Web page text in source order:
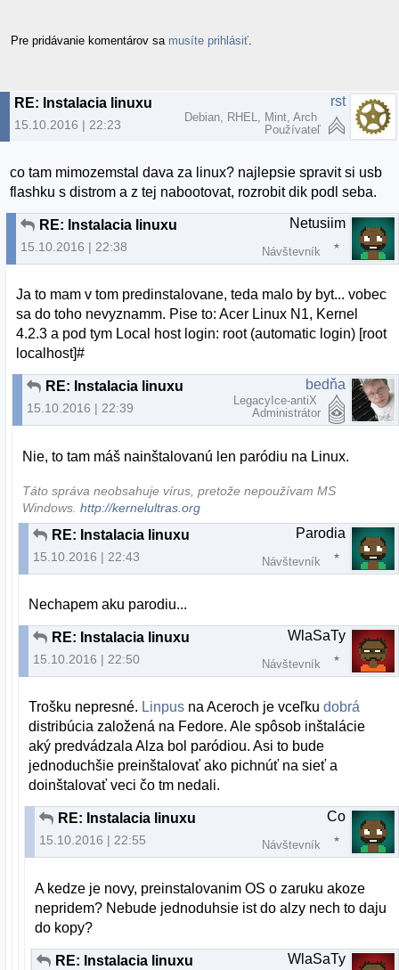
Pre pridávanie komentárov sa musíte prihlásiť
RE: Instalacia linuxu
15.10.2016 | 22:23
rst
Debian, RHEL, Mint, Arch
Používateľ
co tam mimozemstal dava za linux? najlepsie spravit si usb
flashku s distrom a z tej nabootovat, rozrobit dik podl seba.
RE: Instalacia linuxu
15.10.2016 | 22:38
Netusiim
Návštevník
Ja to mam v tom predinstalovane, teda malo by byt... vobec
sa do toho nevyznamm. Pise to: Acer Linux N1, Kernel
4.2.3 a pod tym Local host login: root (automatic login) [root
localhost]#
RE: Instalacia linuxu
15.10.2016 | 22:39
bedňa
LegacyIce-antiX
Administrátor
Nie, to tam máš nainštalovanú len paródiu na Linux.
Táto správa neobsahuje vírus, pretože nepoužívam MS
Windows.http://kernelultras.org
RE: Instalacia linuxu
15.10.2016 | 22:43
Parodia
Návštevník
Nechapem aku parodiu...
RE: Instalacia linuxu
15.10.2016 | 22:50
WlaSaTy
Návštevník
Trošku nepresné. Linpus na Aceroch je vceľkudobrá
distribúcia založená na Fedore. Ale spôsob inštalácie
aký predvádzala Alza bol paródiou. Asi to bude
jednoduchšie preinštalovať ako pichnúť na sieť a
doinštalovať veci čo tm nedali.
RE: Instalacia linuxu
15.10.2016 | 22:55
Co
Návštevník
A kedze je novy, preinstalovanim OS o zaruku akoze
nepridem? Nebude jednoduhsie ist do alzy nech to daju
do kopy?
RE: Instalacia linuxu WlaSaTy